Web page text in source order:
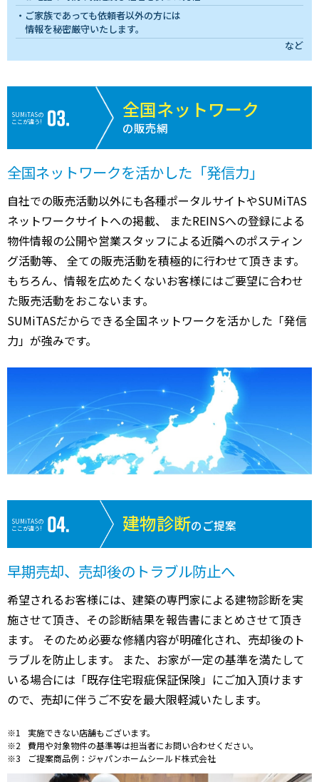
ご家族であっても依頼者以外の方には
情報を秘密厳守いたします。
など
SUMiTASの
ここが違う!
全国ネットワーク
の販売網
全国ネットワークを活かした「発信力」
自社での販売活動以外にも各種ポータルサイトやSUMiTAS
ネットワークサイトへの掲載、 またREINSへの登録による
物件情報の公開や営業スタッフによる近隣へのポスティン
グ活動等、 全ての販売活動を積極的に行わせて頂きます。
もちろん、情報を広めたくないお客様にはご要望に合わせ
た販売活動をおこないます。
SUMiTASだからできる全国ネットワークを活かした「発信
力」が強みです。
SUMiTASの
ここが違う!
建物診断のご提案
早期売却、売却後のトラブル防止へ
希望されるお客様には、建築の専門家による建物診断を実
施させて頂き、その診断結果を報告書にまとめさせて頂き
ます。 そのため必要な修繕内容が明確化され、売却後のト
ラブルを防止します。 また、お家が一定の基準を満たして
いる場合には「既存住宅瑕疵保証保険」にご加入頂けます
ので、売却に伴うご不安を最大限軽減いたします。
実施できない店舗もございます。
費用や対象物件の基準等は担当者にお問い合わせください。
ご提案商品例：ジャパンホームシールド株式会社